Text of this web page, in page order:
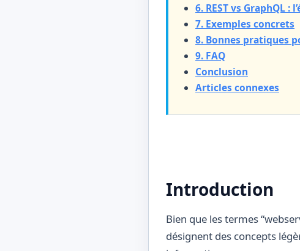
6. REST vs GraphQL :
7. Exemples concrets
8. Bonnes pratiques
9. FAQ
Conclusion
Articles connexes
Introduction
Bien que les termes
désignent des concepts